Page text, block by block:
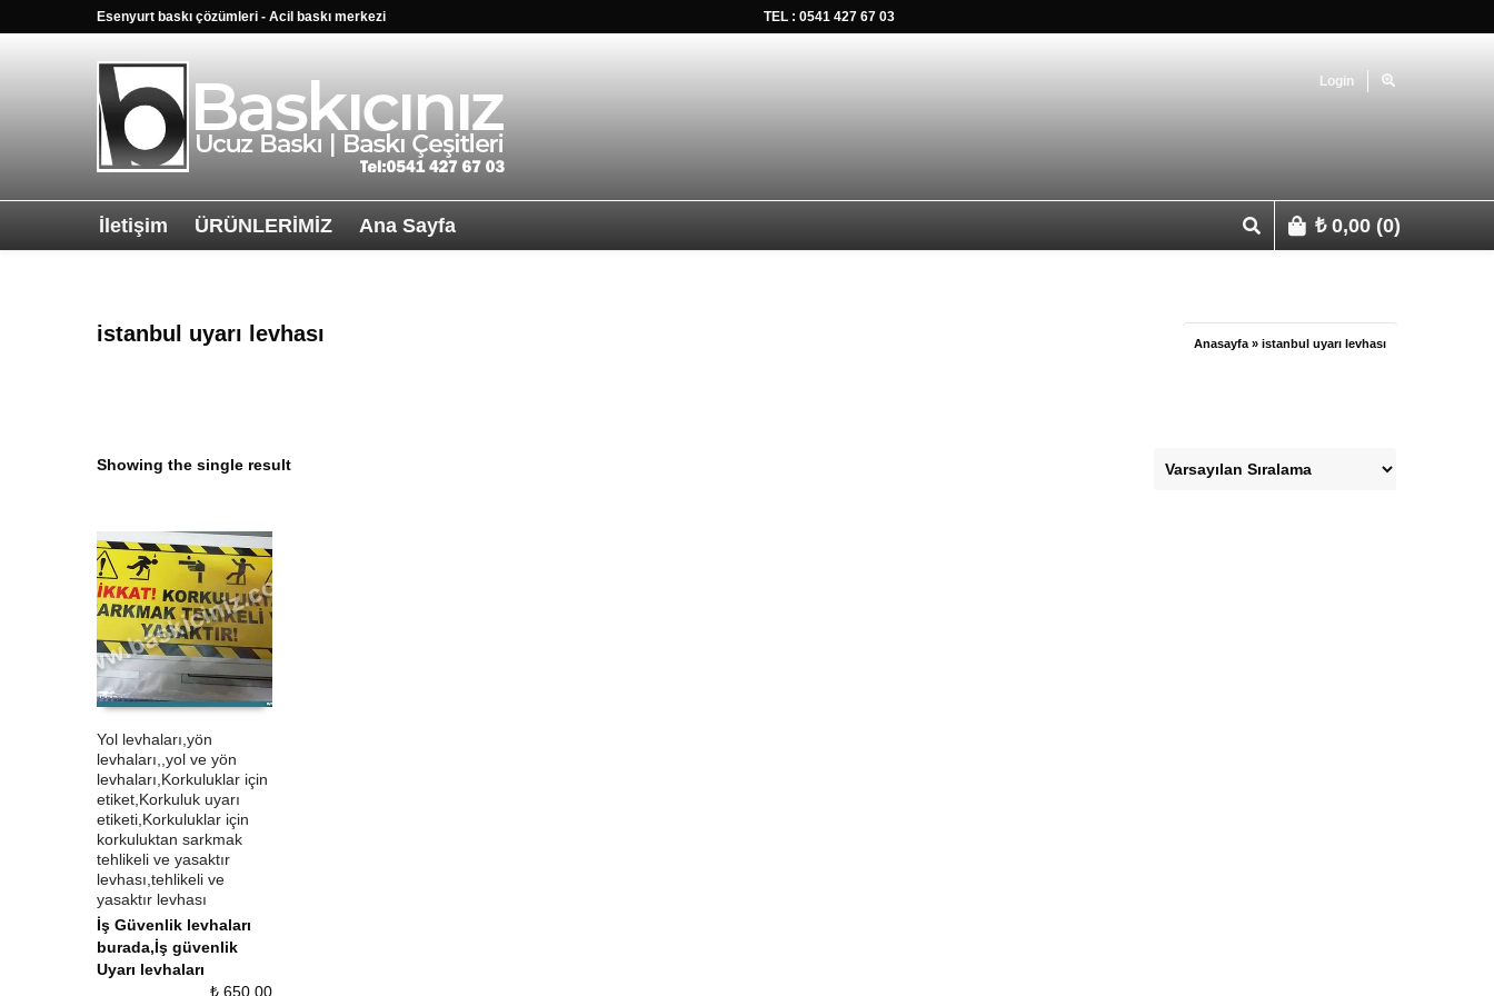
Esenyurt baskı çözümleri - Acil baskı merkezi TEL : 0541 427 67 03
Login
İletişim ÜRÜNLERİMİZ Ana Sayfa ₺0,00 (0)
istanbul uyarı levhası Anasayfa » istanbul uyarı levhası
Showing the single result
ÜRÜN SATIN AL
QUICK VIEW
Yol levhaları,yön
levhaları,,yol ve yön
levhaları,Korkuluklar için
etiket,Korkuluk uyarı
etiketi,Korkuluklar için
korkuluktan sarkmak
tehlikeli ve yasaktır
levhası,tehlikeli ve
yasaktır levhası
İş Güvenlik levhaları
burada,İş güvenlik
Uyarı levhaları
₺650,00